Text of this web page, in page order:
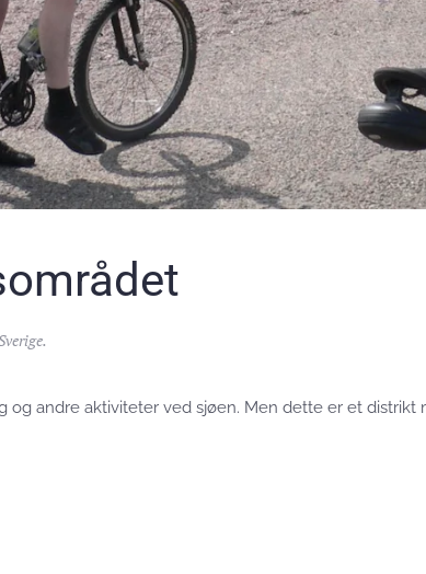
.
og andre aktiviteter ved sjøen. Men dette er et